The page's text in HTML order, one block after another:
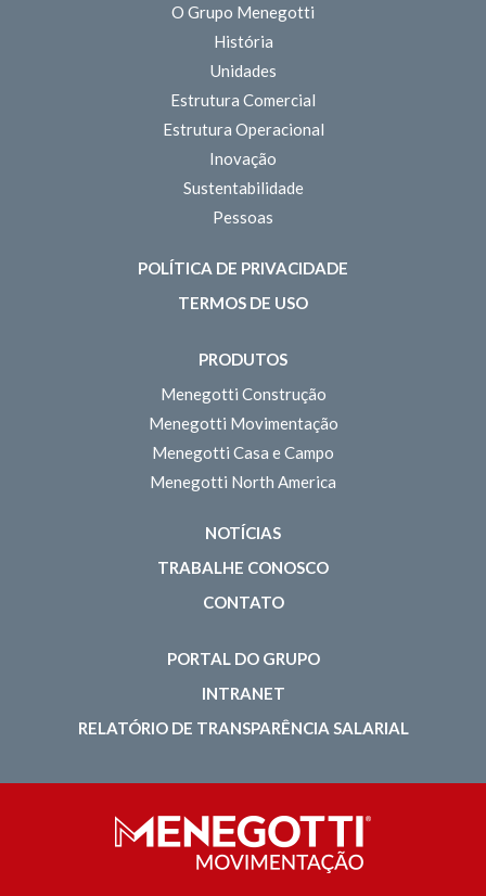
O Grupo Menegotti
História
Unidades
Estrutura Comercial
Estrutura Operacional
Inovação
Sustentabilidade
Pessoas
POLÍTICA DE PRIVACIDADE
TERMOS DE USO
PRODUTOS
Menegotti Construção
Menegotti Movimentação
Menegotti Casa e Campo
Menegotti North America
NOTÍCIAS
TRABALHE CONOSCO
CONTATO
PORTAL DO GRUPO
INTRANET
RELATÓRIO DE TRANSPARÊNCIA SALARIAL